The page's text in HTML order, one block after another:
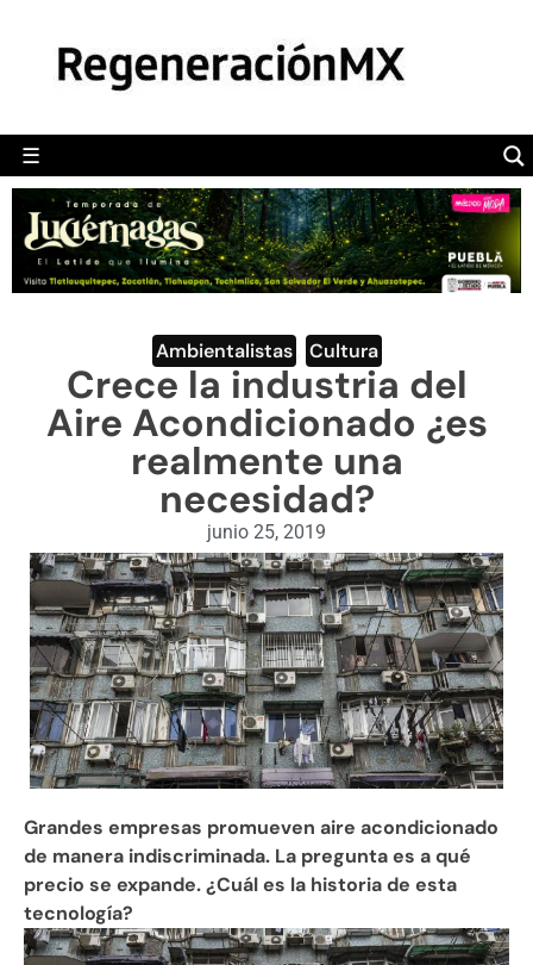
☰
POLÍTICA
CAMALEÓN
OPINIÓN
DEPORTES
ENGLISH SECTION
VIDEOS
Ambientalistas Cultura
Crece la industria del
Aire Acondicionado ¿es
realmente una
necesidad?
junio 25, 2019
Grandes empresas promueven aire acondicionado
de manera indiscriminada. La pregunta es a qué
precio se expande. ¿Cuál es la historia de esta
tecnología?